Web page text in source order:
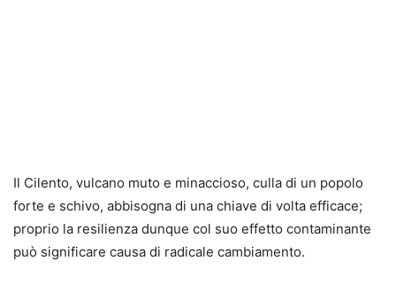
Il Cilento, vulcano muto e minaccioso, culla di un popolo
forte e schivo, abbisogna di una chiave di volta efficace;
proprio la resilienza dunque col suo effetto contaminante
può significare causa di radicale cambiamento.